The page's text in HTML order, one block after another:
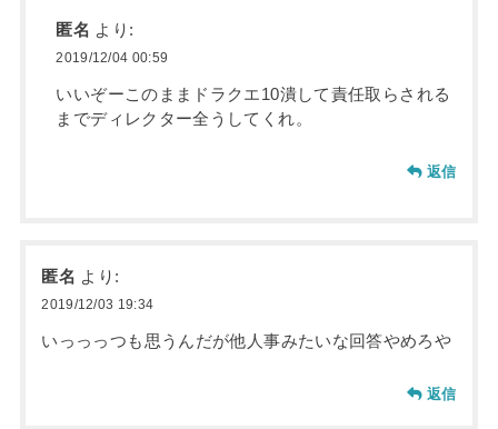
匿名 より:
2019/12/04 00:59
いいぞーこのままドラクエ10潰して責任取らされる
までディレクター全うしてくれ。
返信
匿名 より:
2019/12/03 19:34
いっっっつも思うんだが他人事みたいな回答やめろや
返信